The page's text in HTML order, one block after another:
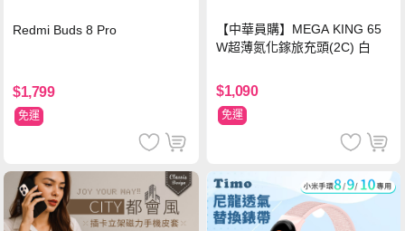
Redmi Buds 8 Pro
$1,799
免運
【中華員購】MEGA KING 65
W超薄氮化鎵旅充頭(2C) 白
$1,090
免運